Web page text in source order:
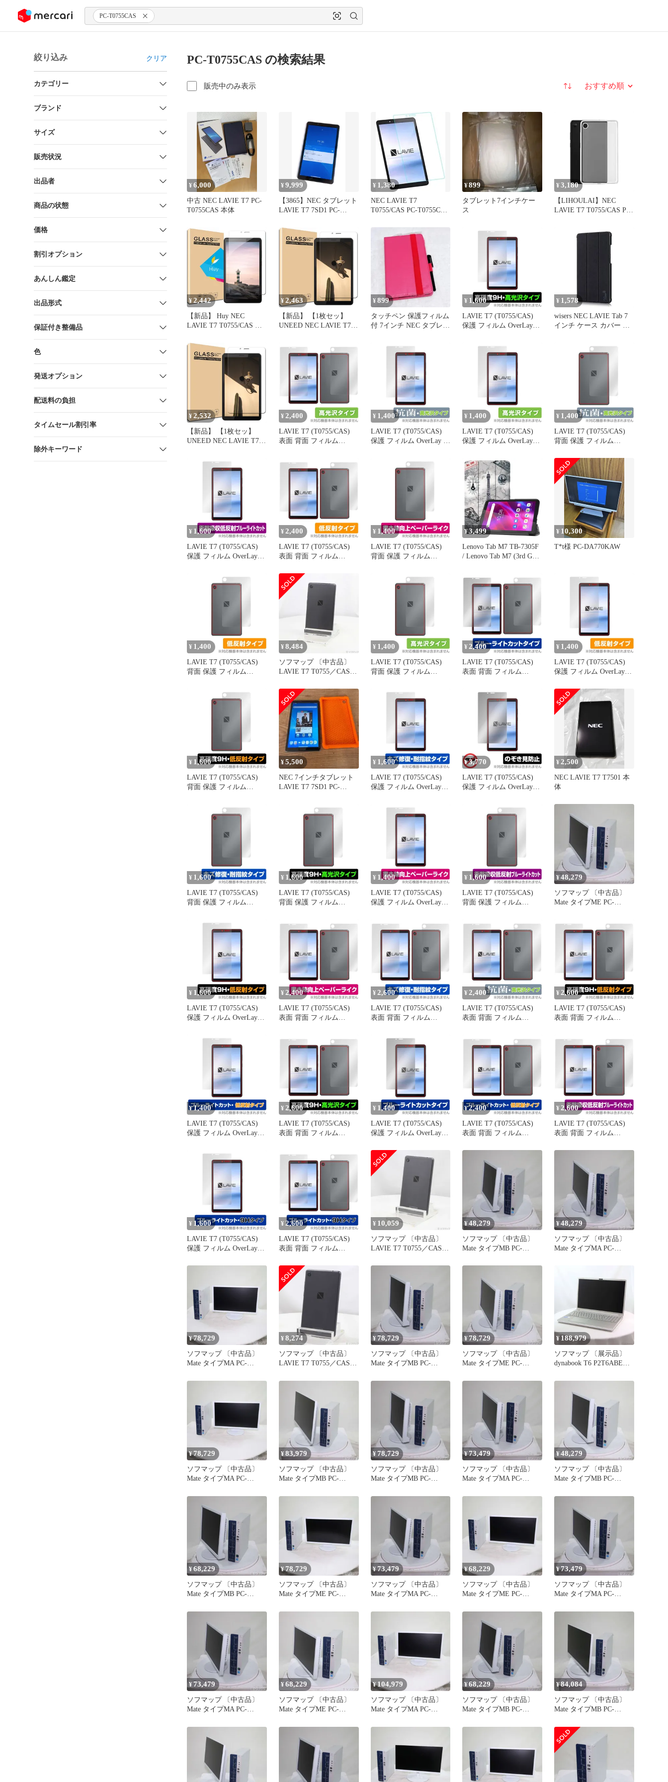
ツにスキップ PC-T0755CAS
絞り込み クリア
カテゴリー
ブランド
サイズ
販売状況
出品者
商品の状態
価格
割引オプション
あんしん鑑定
出品形式
保証付き整備品
色
発送オプション
配送料の負担
タイムセール割引率
除外キーワード
PC-T0755CAS の検索結果
販売中のみ表示 並び替え
¥6,000
中古 NEC LAVIE T7 PC-
T0755CAS 本体
¥9,999
【3865】NEC タブレット
LAVIE T7 7SD1 PC-
レージ32GB メモリ2GB 7
型ワイドIPS液晶
MediaTek MT8166 2.0GHz
¥ 1,380
NEC LAVIE T7
T0755/CAS PC-T0755CAS
¥899
タブレット7インチケー
ス
¥ 3,180
【LIHOULAI】NEC
LAVIE T7 T0755/CAS PC-
止 超薄型 軽量TPUケー
ス+ガラスフィルムセッ
¥2,442
【新品】 Huy NEC
LAVIE T7 T0755/CAS 用
T0755CAS 用の フイルム
日本旭硝子製 強化ガラス
液晶 保護フィルム 貼り
付け簡単 硬度9H 防指紋
¥2,463
【新品】 【1枚セッ】
UNEED NEC LAVIE T7
スフィルム 日本旭硝子製
強化液晶保護フィルム ワ
ンタッチ貼付け/気泡ゼ
ロ/ケースと干渉せず/硬
度9H/飛散防止/指紋防止/
透過率
¥899
タッチペン 保護フィルム
付 7インチ NEC タブレッ
¥ 1,600
LAVIE T7 (T0755/CAS)
保護 フィルム OverLay
T0755/CAS 9H 高硬度で
透明感が美しい高光沢タ
¥ 1,578
wisers NEC LAVIE Tab 7
インチ ケース カバー ブ
¥2,532
【新品】 【1枚セッ】
UNEED NEC LAVIE T7
スフィルム 日本旭硝子製
強化液晶保護フィルム ワ
ンタッチ貼付け/気泡ゼ
ロ/ケースと干渉せず/硬
度9H/飛散防止/指紋防止/
¥ 2,400
LAVIE T7 (T0755/CAS)
表面 背面 フィルム
T0755/CAS 表面・背面セ
ット 防指紋 高光沢
¥ 1,400
LAVIE T7 (T0755/CAS)
保護 フィルム OverLay 抗
T0755/CAS Hydro Ag+ 抗
¥ 1,400
LAVIE T7 (T0755/CAS)
保護 フィルム OverLay
ト LAVIET7 T0755/CAS
液晶保護 指紋がつきにく
い 防指紋 高光沢
¥ 1,400
LAVIE T7 (T0755/CAS)
背面 保護 フィルム
NEC タブレット
LAVIET7 T0755/CAS
Hydro Ag+ 抗菌 抗ウイル
ス 高光沢タイプ
¥ 1,600
LAVIE T7 (T0755/CAS)
保護 フィルム OverLay
T0755/CAS 衝撃吸収 低反
¥ 2,400
LAVIE T7 (T0755/CAS)
表面 背面 フィルム
ブレット LAVIET7
T0755/CAS 表面・背面セ
ット アンチグレア 低反
射 非光沢 防指紋
¥ 1,400
LAVIE T7 (T0755/CAS)
背面 保護 フィルム
T0755/CAS ペーパーライ
触りでホールド感アップ
¥3,499
Lenovo Tab M7 TB-7305F
/ Lenovo Tab M7 (3rd Gen)
帳型 薄型 マグネット開
閉式 NEC LAVIE T7 PC-
T0755CAS 7インチタブレ
ット対応保護ケー
¥ 10,300
T*t様 PC-DA770KAW
¥ 1,400
LAVIE T7 (T0755/CAS)
背面 保護 フィルム
T0755/CAS 本体保護フィ
¥8,484
ソフマップ 〔中古品〕
LAVIE T7 T0755／CAS
PC-T0755CAS Wi-
Fi【349】
¥ 1,400
LAVIE T7 (T0755/CAS)
背面 保護 フィルム
T0755/CAS 本体保護フィ
ルム 高光沢素材
¥ 2,400
LAVIE T7 (T0755/CAS)
表面 背面 フィルム
LAVIET7 T0755/CAS 表
面・背面セット 目にやさ
しい ブルーライトカット
¥ 1,400
LAVIE T7 (T0755/CAS)
保護 フィルム OverLay
LAVIET7 T0755/CAS 液
晶保護 アンチグレア 低
反射 非光沢 防指紋
¥ 1,600
LAVIE T7 (T0755/CAS)
背面 保護 フィルム
T0755/CAS 9H高硬度でさ
¥5,500
NEC 7インチタブレット
LAVIE T7 7SD1 PC-
¥ 1,600
LAVIE T7 (T0755/CAS)
保護 フィルム OverLay
液晶保護 キズ修復 耐指
紋 防指紋 コーティング
¥3,770
LAVIE T7 (T0755/CAS)
保護 フィルム OverLay
プライバシーフィルター
¥ 2,500
NEC LAVIE T7 T7501 本
体
¥ 1,600
LAVIE T7 (T0755/CAS)
背面 保護 フィルム
T0755/CAS 本体保護 キズ
修復 耐指紋コーティング
¥ 1,600
LAVIE T7 (T0755/CAS)
背面 保護 フィルム
LAVIET7 T0755/CAS 高
硬度 高光沢タイプ
¥ 1,400
LAVIE T7 (T0755/CAS)
保護 フィルム OverLay
ーパーライク フィルム
¥ 1,600
LAVIE T7 (T0755/CAS)
背面 保護 フィルム
T0755/CAS 衝撃吸収 低反
射 ブルーライトカット
アブソーバー 抗菌
¥48,279
ソフマップ 〔中古品〕
Mate タイプME PC-
¥ 1,600
LAVIE T7 (T0755/CAS)
保護 フィルム OverLay
9H 高硬度で映りこみを
低減する低反射タイプ
¥ 2,400
LAVIE T7 (T0755/CAS)
表面 背面 フィルム
T0755/CAS 表面・背面セ
ット ペーパーライク フ
ィルム 紙のような描き心
¥ 2,600
LAVIE T7 (T0755/CAS)
表面 背面 フィルム
T0755/CAS 表面・背面セ
ット キズ修復 耐指紋 防
指紋 コーティング
¥ 2,400
LAVIE T7 (T0755/CAS)
表面 背面 フィルム
LAVIET7 T0755/CAS 表
面・背面セット Hydro
Ag+ 抗菌 抗ウイルス 高
¥ 2,600
LAVIE T7 (T0755/CAS)
表面 背面 フィルム
T0755/CAS 表面・背面セ
ット 9H 高硬度 低反射
¥1,400
LAVIE T7 (T0755/CAS)
保護 フィルム OverLay
LAVIET7 T0755/CAS ブ
ルーライトカット 反射低
¥ 2,600
LAVIE T7 (T0755/CAS)
表面 背面 フィルム
LAVIET7 T0755/CAS 表
面・背面セット 高硬度
¥ 1,400
LAVIE T7 (T0755/CAS)
保護 フィルム OverLay
ブレット LAVIET7
T0755/CAS 液晶保護 ブル
ーライト カット
¥2,400
LAVIE T7 (T0755/CAS)
表面 背面 フィルム
反射 for NEC タブレット
LAVIET7 T0755/CAS 表
面・背面セット ブルーラ
イトカット 反射低減
¥ 2,600
LAVIE T7 (T0755/CAS)
表面 背面 フィルム
タブレット LAVIET7
T0755/CAS 表面・背面セ
ット 衝撃吸収 低反射 ブ
ルーライトカット 抗菌
¥ 1,600
LAVIE T7 (T0755/CAS)
保護 フィルム OverLay
タブレット LAVIET7
ルーライトカット
¥ 2,600
LAVIE T7 (T0755/CAS)
表面 背面 フィルム
for NEC タブレット
LAVIET7 T0755/CAS 表
面・背面セット 9H 高硬
度 ブルーライトカット
¥ 10,059
ソフマップ 〔中古品〕
LAVIE T7 T0755／CAS
PC-T0755CAS Wi-
Fi【198】
¥48,279
ソフマップ 〔中古品〕
Mate タイプMB PC-
Refreshed PC〕【348】
¥48,279
ソフマップ 〔中古品〕
Mate タイプMA PC-
¥78,729
ソフマップ 〔中古品〕
Mate タイプMA PC-
Refreshed PC〕【258】
¥8,274
ソフマップ 〔中古品〕
LAVIE T7 T0755／CAS
PC-T0755CAS Wi-
Fi【258】
¥ 78,729
ソフマップ 〔中古品〕
Mate タイプMB PC-
Refreshed PC〕【258】
¥78,729
ソフマップ 〔中古品〕
Mate タイプME PC-
Refreshed PC〕【371】
¥ 188,979
ソフマップ 〔展示品〕
dynabook T6 P2T6ABEG
【258】
¥78,729
ソフマップ 〔中古品〕
Mate タイプMA PC-
Refreshed PC〕【349】
¥83,979
ソフマップ 〔中古品〕
Mate タイプMB PC-
Refreshed PC〕【348】
¥78,729
ソフマップ 〔中古品〕
Mate タイプMB PC-
Refreshed PC〕【297】
¥73,479
ソフマップ 〔中古品〕
Mate タイプMA PC-
Refreshed PC〕【295】
¥48,279
ソフマップ 〔中古品〕
Mate タイプMB PC-
Refreshed PC〕【258】
¥68,229
ソフマップ 〔中古品〕
Mate タイプMB PC-
Refreshed PC〕【198】
¥78,729
ソフマップ 〔中古品〕
Mate タイプME PC-
Refreshed PC〕【348】
¥73,479
ソフマップ 〔中古品〕
Mate タイプMA PC-
Refreshed PC〕【305】
¥68,229
ソフマップ 〔中古品〕
Mate タイプME PC-
Refreshed PC〕【269】
¥73,479
ソフマップ 〔中古品〕
Mate タイプMA PC-
Refreshed PC〕【349】
¥ 73,479
ソフマップ 〔中古品〕
Mate タイプMA PC-
Refreshed PC〕【377】
¥68,229
ソフマップ 〔中古品〕
Mate タイプME PC-
Refreshed PC〕【262】
¥104,979
ソフマップ 〔中古品〕
Mate タイプMA PC-
Refreshed PC〕【198】
¥68,229
ソフマップ 〔中古品〕
Mate タイプMB PC-
Refreshed PC〕【269】
¥84,084
ソフマップ 〔中古品〕
Mate タイプMB PC-
Refreshed PC〕【295】